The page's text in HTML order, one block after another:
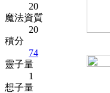
20
魔法資質
20
積分
74
靈子量
1
想子量